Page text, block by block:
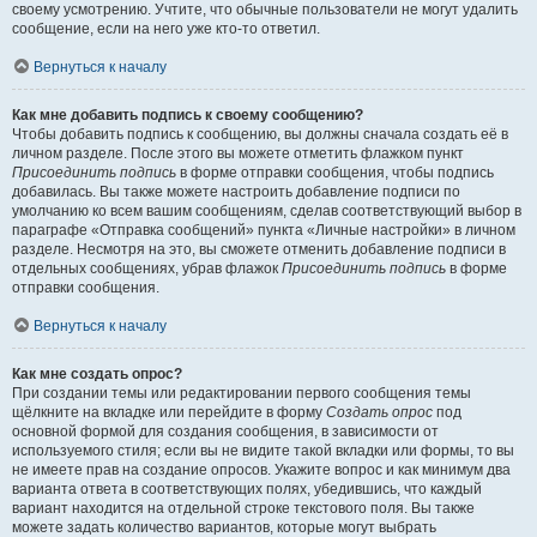
своему усмотрению. Учтите, что обычные пользователи не могут удалить
сообщение, если на него уже кто-то ответил.
Вернуться к началу
Как мне добавить подпись к своему сообщению?
Чтобы добавить подпись к сообщению, вы должны сначала создать её в
личном разделе. После этого вы можете отметить флажком пункт
Присоединить подпись в форме отправки сообщения, чтобы подпись
добавилась. Вы также можете настроить добавление подписи по
умолчанию ко всем вашим сообщениям, сделав соответствующий выбор в
параграфе «Отправка сообщений» пункта «Личные настройки» в личном
разделе. Несмотря на это, вы сможете отменить добавление подписи в
отдельных сообщениях, убрав флажок Присоединить подпись в форме
отправки сообщения.
Вернуться к началу
Как мне создать опрос?
При создании темы или редактировании первого сообщения темы
щёлкните на вкладке или перейдите в форму Создать опрос под
основной формой для создания сообщения, в зависимости от
используемого стиля; если вы не видите такой вкладки или формы, то вы
не имеете прав на создание опросов. Укажите вопрос и как минимум два
варианта ответа в соответствующих полях, убедившись, что каждый
вариант находится на отдельной строке текстового поля. Вы также
можете задать количество вариантов, которые могут выбрать